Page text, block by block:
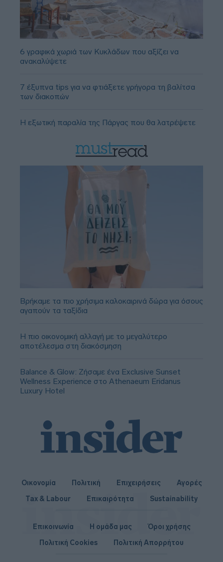
6 γραφικά χωριά των Κυκλάδων που αξίζει να
ανακαλύψετε
7 έξυπνα tips για να φτιάξετε γρήγορα τη βαλίτσα
των διακοπών
Η εξωτική παραλία της Πάργας που θα λατρέψετε
Βρήκαμε τα πιο χρήσιμα καλοκαιρινά δώρα για όσους
αγαπούν τα ταξίδια
Η πιο οικονομική αλλαγή με το μεγαλύτερο
αποτέλεσμα στη διακόσμηση
Balance & Glow: Ζήσαμε ένα Exclusive Sunset
Wellness Experience στο Athenaeum Eridanus
Luxury Hotel
Οικονομία Πολιτική Επιχειρήσεις
Αγορές
Tax & Labour
Επικαιρότητα Sustainability
Επικοινωνία Η ομάδα μας
Όροι χρήσης
Πολιτική Cookies
Πολιτική Απορρήτου